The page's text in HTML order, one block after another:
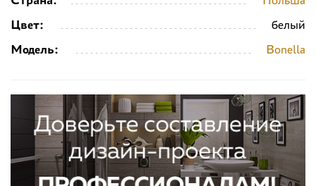
Цвет:
белый
Модель:
Bonella